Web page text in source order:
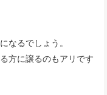
なるでしょう。
方に譲るのもアリです